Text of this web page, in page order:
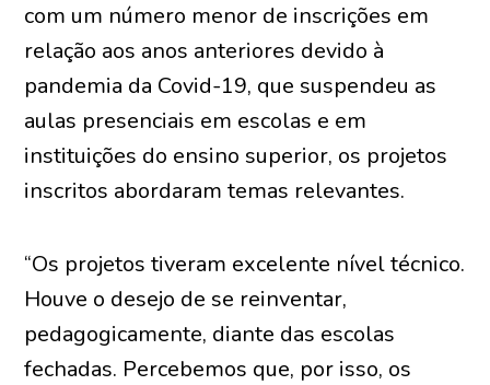
com um número menor de inscrições em
relação aos anos anteriores devido à
pandemia da Covid-19, que suspendeu as
aulas presenciais em escolas e em
instituições do ensino superior, os projetos
inscritos abordaram temas relevantes.
“Os projetos tiveram excelente nível técnico.
Houve o desejo de se reinventar,
pedagogicamente, diante das escolas
fechadas. Percebemos que, por isso, os